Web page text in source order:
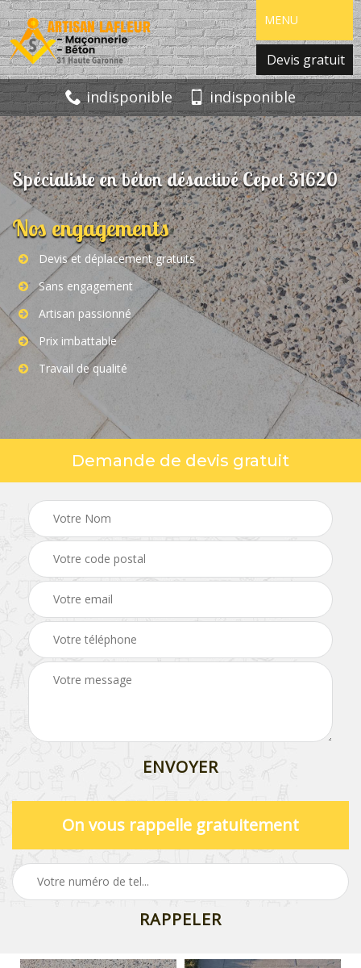
MENU
Devis gratuit
indisponible indisponible
Spécialiste en béton désactivé Cepet 31620
Nos engagements
Devis et déplacement gratuits
Sans engagement
Artisan passionné
Prix imbattable
Travail de qualité
Demande de devis gratuit
On vous rappelle gratuitement